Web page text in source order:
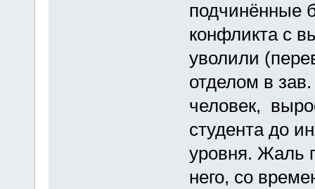
подчинённые
конфликта с
уволили
отделом в
человек,
студента до
уровня. Жаль
него, со